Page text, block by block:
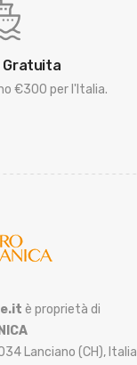
Gratuita
€300 per l'Italia.
è proprietà di
Lanciano (CH), Italia